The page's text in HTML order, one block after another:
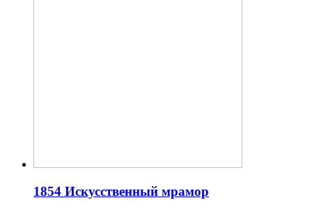
1854 Искусственный мрамор